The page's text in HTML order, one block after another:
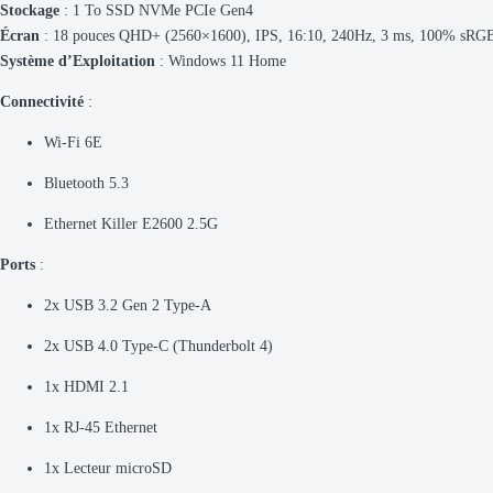
Stockage : 1 To SSD NVMe PCIe Gen4
Écran : 18 pouces QHD+ (2560×1600), IPS, 16:10, 240Hz, 3 ms, 100%
Système d’Exploitation : Windows 11 Home
Connectivité :
Wi-Fi 6E
Bluetooth 5.3
Ethernet Killer E2600 2.5G
Ports :
2x USB 3.2 Gen 2 Type-A
2x USB 4.0 Type-C (Thunderbolt 4)
1x HDMI 2.1
1x RJ-45 Ethernet
1x Lecteur microSD